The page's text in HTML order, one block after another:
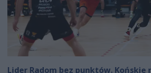
Lider Radom bez punktów. Końskie